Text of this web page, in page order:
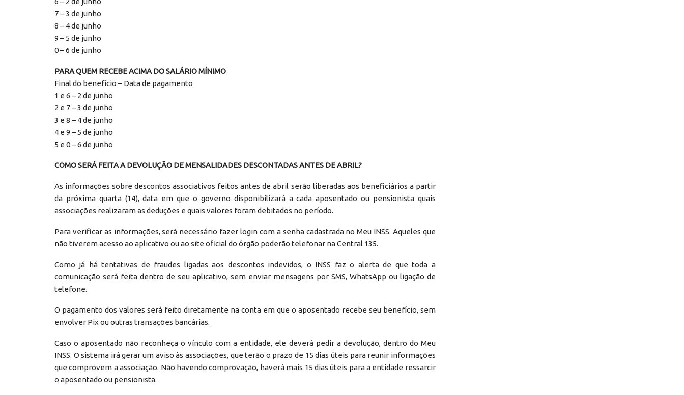
7 – 3 de junho
8 – 4 de junho
9 – 5 de junho
0 – 6 de junho
PARA QUEM RECEBE ACIMA DO SALÁRIO MÍNIMO
Final do benefício – Data de pagamento
1 e 6 – 2 de junho
2 e 7 – 3 de junho
3 e 8 – 4 de junho
4 e 9 – 5 de junho
5 e 0 – 6 de junho
COMO SERÁ FEITA A DEVOLUÇÃO DE MENSALIDADES DESCONTADAS ANTES DE ABRIL?
As informações sobre descontos associativos feitos antes de abril serão liberadas aos beneficiários a partir
da próxima quarta (14), data em que o governo disponibilizará a cada aposentado ou pensionista quais
associações realizaram as deduções e quais valores foram debitados no período.
Para verificar as informações, será necessário fazer login com a senha cadastrada no Meu INSS. Aqueles que
não tiverem acesso ao aplicativo ou ao site oficial do órgão poderão telefonar na Central 135.
Como já há tentativas de fraudes ligadas aos descontos indevidos, o INSS faz o alerta de que toda a
comunicação será feita dentro de seu aplicativo, sem enviar mensagens por SMS, WhatsApp ou ligação de
telefone.
O pagamento dos valores será feito diretamente na conta em que o aposentado recebe seu benefício, sem
envolver Pix ou outras transações bancárias.
Caso o aposentado não reconheça o vínculo com a entidade, ele deverá pedir a devolução, dentro do Meu
INSS. O sistema irá gerar um aviso às associações, que terão o prazo de 15 dias úteis para reunir informações
que comprovem a associação. Não havendo comprovação, haverá mais 15 dias úteis para a entidade ressarcir
o aposentado ou pensionista.